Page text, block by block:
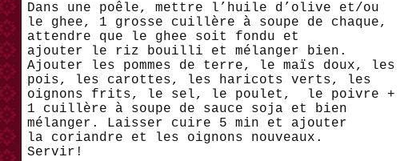
Dans une poêle, mettre l’huile d’olive et/ou
le ghee, 1 grosse cuillère à soupe de chaque,
attendre que le ghee soit fondu et
ajouter le riz bouilli et mélanger bien.
Ajouter les pommes de terre, le maïs doux, les
pois, les carottes, les haricots verts, les
oignons frits, le sel, le poulet, le poivre +
1 cuillère à soupe de sauce soja et bien
mélanger. Laisser cuire 5 min et ajouter
la coriandre et les oignons nouveaux.
Servir!